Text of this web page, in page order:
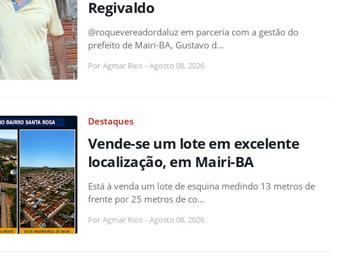
Regivaldo
@roquevereadordaluz em parceria com a gestão do
prefeito de Mairi-BA, Gustavo d…
Por Agmar Rios - Agosto 08, 2026
Destaques
Vende-se um lote em excelente
localização, em Mairi-BA
Está à venda um lote de esquina medindo 13 metros de
frente por 25 metros de co…
Por Agmar Rios - Agosto 08, 2026